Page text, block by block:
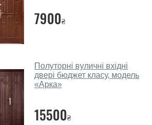
7900₴
Полуторні вуличні вхідні
двері бюджет класу, модель
«Арка»
15500₴